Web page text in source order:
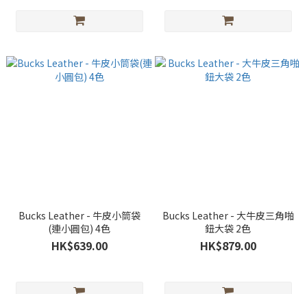
Bucks Leather - 牛皮小筒袋
(連小圓包) 4色
HK$639.00
Bucks Leather - 大牛皮三角啪
鈕大袋 2色
HK$879.00